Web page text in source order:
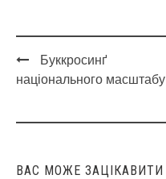
Post
Буккросинґ
національного масштабу
ВАС МОЖЕ ЗАЦІКАВИТИ